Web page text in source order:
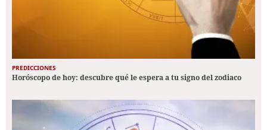
PREDICCIONES
Horóscopo de hoy: descubre qué le espera a tu signo del zodiaco